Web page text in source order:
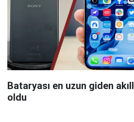
Bataryası en uzun giden
oldu